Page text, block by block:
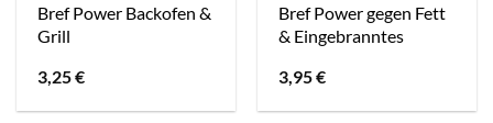
Bref Power Backofen &
Grill
3,25€
Bref Power gegen Fett
& Eingebranntes
3,95€